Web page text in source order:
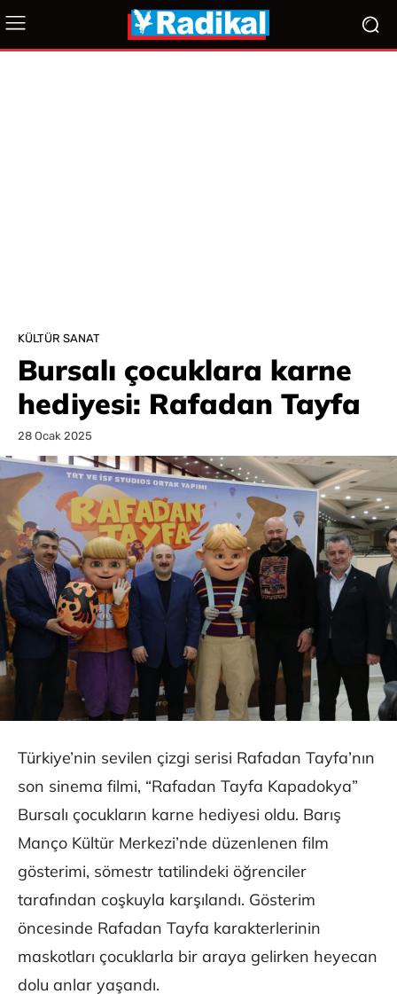
KÜLTÜR SANAT
Bursalı çocuklara karne
hediyesi: Rafadan Tayfa
28 Ocak 2025
Türkiye’nin sevilen çizgi serisi Rafadan Tayfa’nın
son sinema filmi, “Rafadan Tayfa Kapadokya”
Bursalı çocukların karne hediyesi oldu. Barış
Manço Kültür Merkezi’nde düzenlenen film
gösterimi, sömestr tatilindeki öğrenciler
tarafından coşkuyla karşılandı. Gösterim
öncesinde Rafadan Tayfa karakterlerinin
maskotları çocuklarla bir araya gelirken heyecan
dolu anlar yaşandı.